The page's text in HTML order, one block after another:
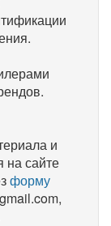
и
на сайте
форму